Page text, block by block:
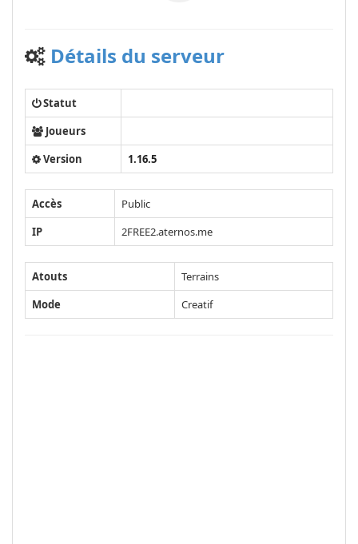
Détails du serveur
Statut
Joueurs
Version
1.16.5
Accès
Public
IP
2FREE2.aternos.me
Atouts
Terrains
Mode
Creatif